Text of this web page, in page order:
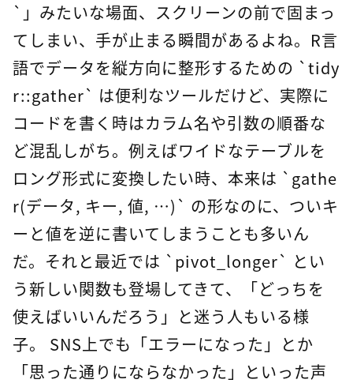
`」みたいな場面、スクリーンの前で固まっ
てしまい、手が止まる瞬間があるよね。R言
語でデータを縦方向に整形するための `tidy
r::gather` は便利なツールだけど、実際に
コードを書く時はカラム名や引数の順番な
ど混乱しがち。例えばワイドなテーブルを
ロング形式に変換したい時、本来は `gathe
r(データ, キー, 値, …)` の形なのに、ついキ
ーと値を逆に書いてしまうことも多いん
だ。それと最近では `pivot_longer` とい
う新しい関数も登場してきて、「どっちを
使えばいいんだろう」と迷う人もいる様
子。 SNS上でも「エラーになった」とか
「思った通りにならなかった」といった声